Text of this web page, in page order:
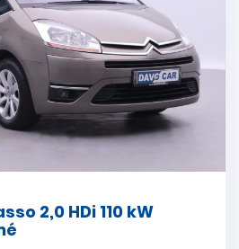
2,0 HDi 110 kW